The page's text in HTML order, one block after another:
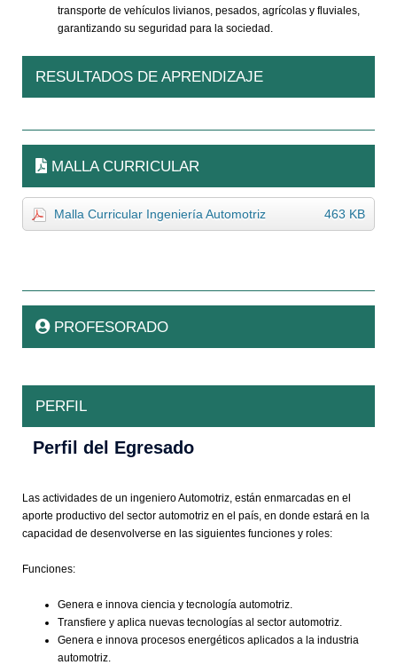
transporte de vehículos livianos, pesados, agrícolas y fluviales,
garantizando su seguridad para la sociedad.
RESULTADOS DE APRENDIZAJE
MALLA CURRICULAR
463 KB
Malla Curricular Ingeniería Automotriz
PROFESORADO
PERFIL
Perfil del Egresado
Las actividades de un ingeniero Automotriz, están enmarcadas en el
aporte productivo del sector automotriz en el país, en donde estará en la
capacidad de desenvolverse en las siguientes funciones y roles:
Funciones:
Genera e innova ciencia y tecnología automotriz.
Transfiere y aplica nuevas tecnologías al sector automotriz.
Genera e innova procesos energéticos aplicados a la industria
automotriz.